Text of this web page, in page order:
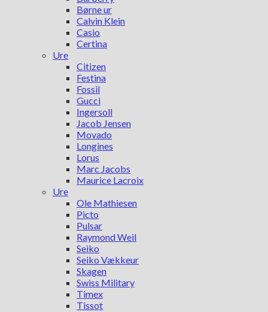
Børne ur
Calvin Klein
Casio
Certina
Ure
Citizen
Festina
Fossil
Gucci
Ingersoll
Jacob Jensen
Movado
Longines
Lorus
Marc Jacobs
Maurice Lacroix
Ure
Ole Mathiesen
Picto
Pulsar
Raymond Weil
Seiko
Seiko Vækkeur
Skagen
Swiss Military
Timex
Tissot